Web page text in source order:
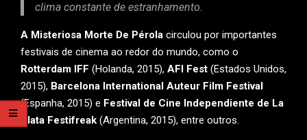
clima constante de estranhamento.
A Misteriosa Morte De Pérola circulou por importantes
festivais de cinema ao redor do mundo, como o
Rotterdam IFF (Holanda, 2015), AFI Fest (Estados Unidos,
2015), Barcelona International Auteur Film Festival
(Espanha, 2015) e Festival de Cine Independiente de La
Plata Festifreak (Argentina, 2015), entre outros.